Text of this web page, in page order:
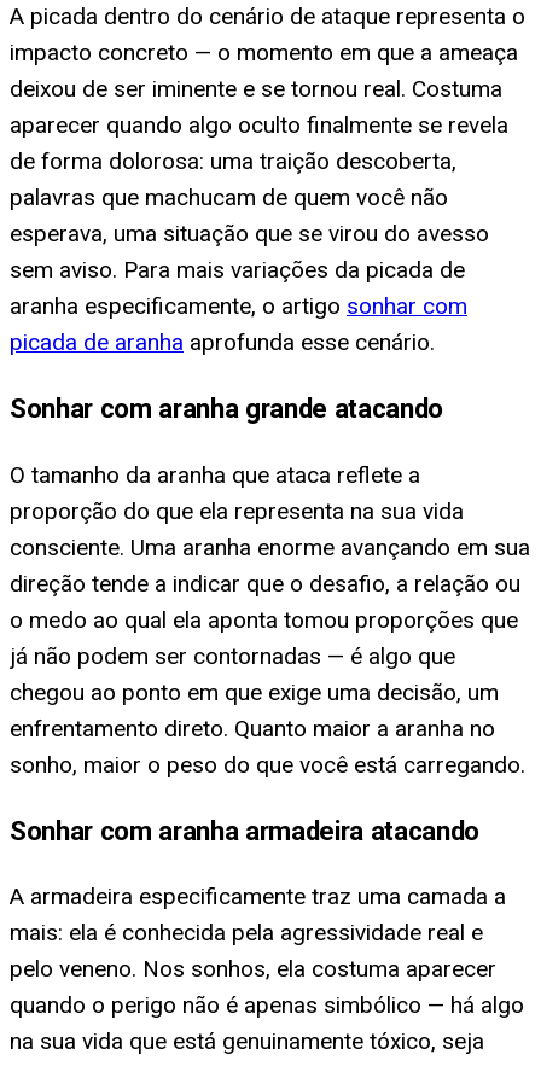
A picada dentro do cenário de ataque representa o
impacto concreto — o momento em que a ameaça
deixou de ser iminente e se tornou real. Costuma
aparecer quando algo oculto finalmente se revela
de forma dolorosa: uma traição descoberta,
palavras que machucam de quem você não
esperava, uma situação que se virou do avesso
sem aviso. Para mais variações da picada de
aranha especificamente, o artigo sonhar com
picada de aranha aprofunda esse cenário.
Sonhar com aranha grande atacando
O tamanho da aranha que ataca reflete a
proporção do que ela representa na sua vida
consciente. Uma aranha enorme avançando em sua
direção tende a indicar que o desafio, a relação ou
o medo ao qual ela aponta tomou proporções que
já não podem ser contornadas — é algo que
chegou ao ponto em que exige uma decisão, um
enfrentamento direto. Quanto maior a aranha no
sonho, maior o peso do que você está carregando.
Sonhar com aranha armadeira atacando
A armadeira especificamente traz uma camada a
mais: ela é conhecida pela agressividade real e
pelo veneno. Nos sonhos, ela costuma aparecer
quando o perigo não é apenas simbólico — há algo
na sua vida que está genuinamente tóxico, seja